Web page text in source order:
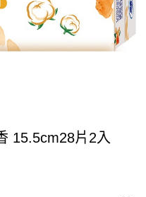
15.5cm28片2入